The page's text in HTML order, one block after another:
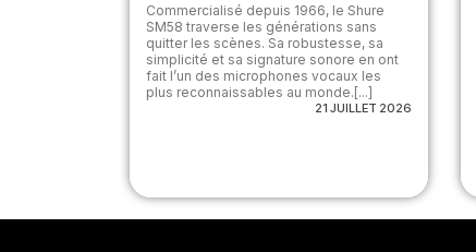
Commercialisé depuis 1966, le Shure
SM58 traverse les générations sans
quitter les scènes. Sa robustesse, sa
simplicité et sa signature sonore en ont
fait l’un des microphones vocaux les
plus reconnaissables au monde.[...]
21 JUILLET 2026